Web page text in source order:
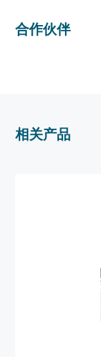
合作伙伴
相关产品